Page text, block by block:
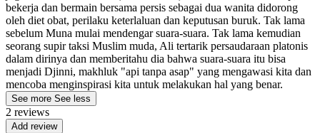
bekerja dan bermain bersama persis sebagai dua wanita didorong
oleh diet obat, perilaku keterlaluan dan keputusan buruk. Tak lama
sebelum Muna mulai mendengar suara-suara. Tak lama kemudian
seorang supir taksi Muslim muda, Ali tertarik persaudaraan platonis
dalam dirinya dan memberitahu dia bahwa suara-suara itu bisa
menjadi Djinni, makhluk "api tanpa asap" yang mengawasi kita dan
mencoba menginspirasi kita untuk melakukan hal yang benar.
See more See less
2 reviews
Add review